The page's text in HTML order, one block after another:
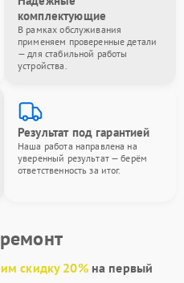
комплектующие
В рамках обслуживания
применяем проверенные детали
— для стабильной работы
устройства.
Результат под гарантией
Наша работа направлена на
уверенный результат — берём
ответственность за итог.
скидку 20%на первый